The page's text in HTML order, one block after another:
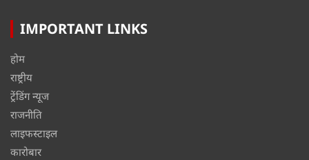
IMPORTANT LINKS
होम
राष्ट्रीय
ट्रेंडिंग न्यूज
राजनीति
लाइफस्टाइल
कारोबार